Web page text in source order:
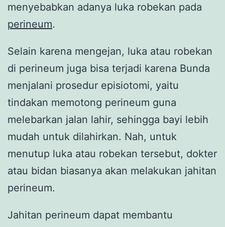
menyebabkan adanya luka robekan pada
perineum.
Selain karena mengejan, luka atau robekan
di perineum juga bisa terjadi karena Bunda
menjalani prosedur episiotomi, yaitu
tindakan memotong perineum guna
melebarkan jalan lahir, sehingga bayi lebih
mudah untuk dilahirkan. Nah, untuk
menutup luka atau robekan tersebut, dokter
atau bidan biasanya akan melakukan jahitan
perineum.
Jahitan perineum dapat membantu